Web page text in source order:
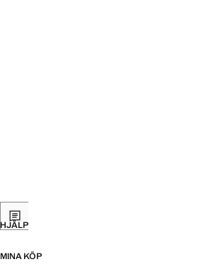
HJÄLP
MINA KÖP